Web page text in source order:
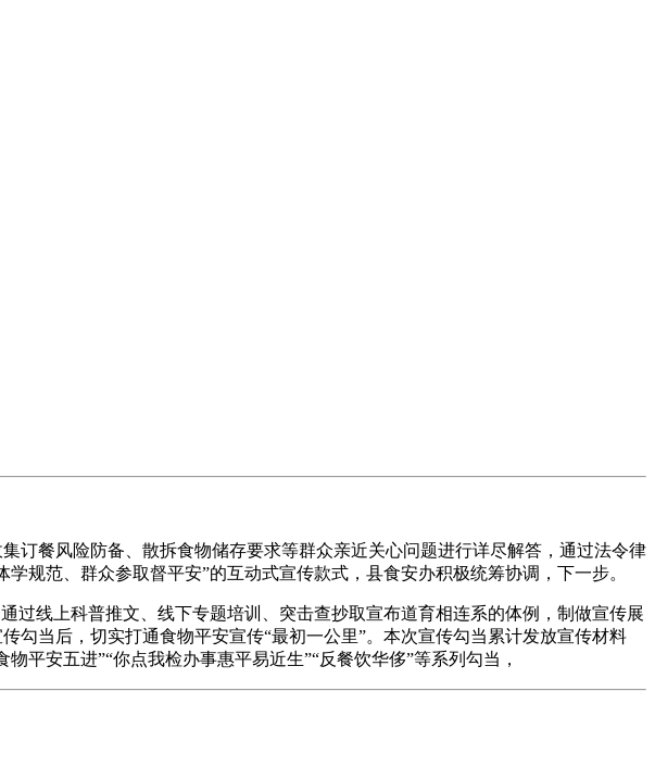
餐风险防备、散拆食物储存要求等群众亲近关心问题进行详尽解答，通过法令律
规范、群众参取督平安”的互动式宣传款式，县食安办积极统筹协调，下一步。
线上科普推文、线下专题培训、突击查抄取宣布道育相连系的体例，制做宣传展
勾当后，切实打通食物平安宣传“最初一公里”。本次宣传勾当累计发放宣传材料
平安五进”“你点我检办事惠平易近生”“反餐饮华侈”等系列勾当，